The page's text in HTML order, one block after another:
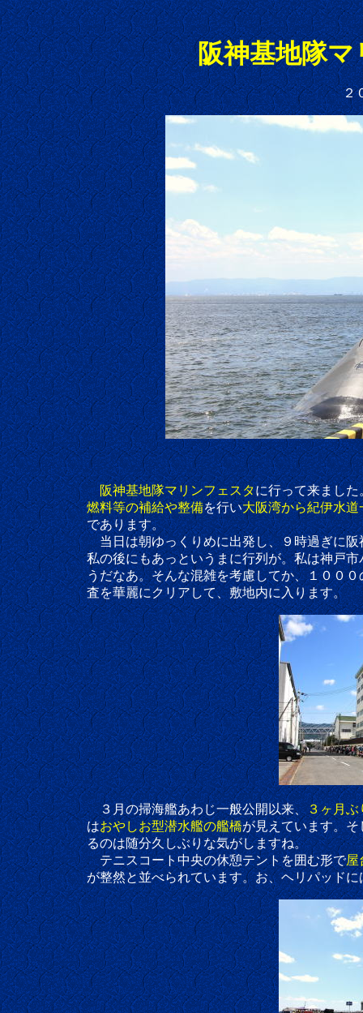
阪神基地隊
２
阪神基地隊マリンフェスタに行って来ました
燃料等の補給や整備を行い大阪湾から紀伊水
であります。
当日は朝ゆっくりめに出発し、９時過ぎに阪神
私の後にもあっというまに行列が。私は神戸市バス
うだなあ。そんな混雑を考慮してか、１０００の
査を華麗にクリアして、敷地内に入ります。
３月の掃海艦あわじ一般公開以来、３ヶ月ぶ
はおやしお型潜水艦の艦橋が見えています。
るのは随分久しぶりな気がしますね。
テニスコート中央の休憩テントを囲む形で屋
が整然と並べられています。お、ヘリパッドに